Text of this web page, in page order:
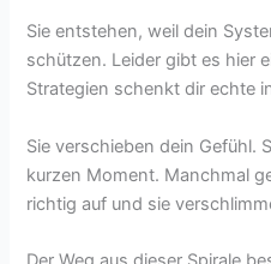
Sie entstehen, weil dein
schützen. Leider gibt es hier
Strategien schenkt dir echte
Sie verschieben dein Gefühl.
kurzen Moment. Manchmal
richtig auf und sie